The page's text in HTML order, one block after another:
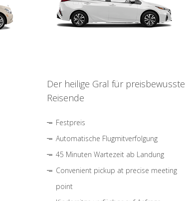
Der heilige Gral für preisbewusste
Reisende
Festpreis
Automatische Flugmitverfolgung
45 Minuten Wartezeit ab Landung
Convenient pickup at precise meeting
point